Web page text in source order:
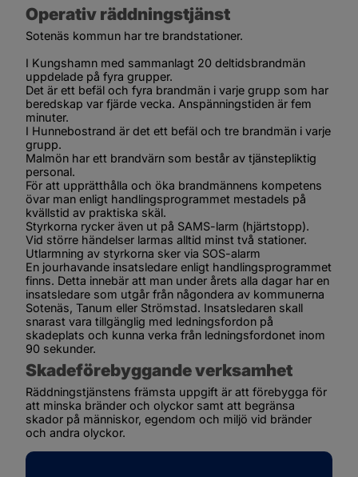
Operativ räddningstjänst
Sotenäs kommun har tre brandstationer.
I Kungshamn med sammanlagt 20 deltidsbrandmän
uppdelade på fyra grupper.
Det är ett befäl och fyra brandmän i varje grupp som har
beredskap var fjärde vecka. Anspänningstiden är fem
minuter.
I Hunnebostrand är det ett befäl och tre brandmän i varje
grupp.
Malmön har ett brandvärn som består av tjänstepliktig
personal.
För att upprätthålla och öka brandmännens kompetens
övar man enligt handlingsprogrammet mestadels på
kvällstid av praktiska skäl.
Styrkorna rycker även ut på SAMS-larm (hjärtstopp).
Vid större händelser larmas alltid minst två stationer.
Utlarmning av styrkorna sker via SOS-alarm
En jourhavande insatsledare enligt handlingsprogrammet
finns. Detta innebär att man under årets alla dagar har en
insatsledare som utgår från någondera av kommunerna
Sotenäs, Tanum eller Strömstad. Insatsledaren skall
snarast vara tillgänglig med ledningsfordon på
skadeplats och kunna verka från ledningsfordonet inom
90 sekunder.
Skadeförebyggande verksamhet
Räddningstjänstens främsta uppgift är att förebygga för
att minska bränder och olyckor samt att begränsa
skador på människor, egendom och miljö vid bränder
och andra olyckor.